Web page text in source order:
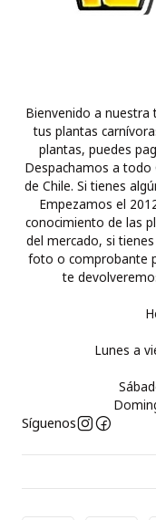
Bienvenido a nuestra
tus plantas
plantas, puedes
Despachamos a todo
de Chile. Si tienes
Empezamos el
conocimiento de las
del mercado, si
foto o comprobante
te
Lunes a
Síguenos